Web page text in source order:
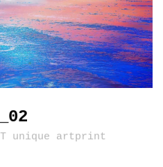
unique artprint